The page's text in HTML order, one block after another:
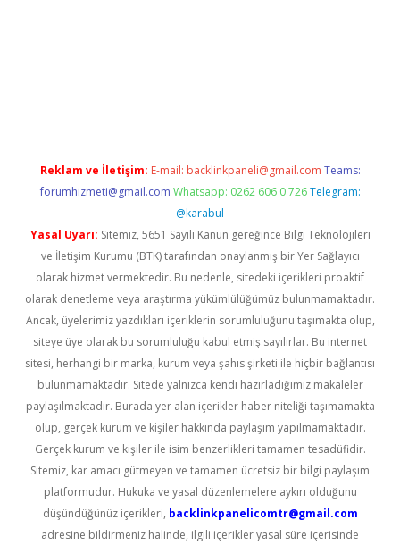
Reklam ve İletişim: E-mail: backlinkpaneli@gmail.com Teams:
forumhizmeti@gmail.com Whatsapp: 0262 606 0 726 Telegram:
@karabul
Yasal Uyarı: Sitemiz, 5651 Sayılı Kanun gereğince Bilgi Teknolojileri
ve İletişim Kurumu (BTK) tarafından onaylanmış bir Yer Sağlayıcı
olarak hizmet vermektedir. Bu nedenle, sitedeki içerikleri proaktif
olarak denetleme veya araştırma yükümlülüğümüz bulunmamaktadır.
Ancak, üyelerimiz yazdıkları içeriklerin sorumluluğunu taşımakta olup,
siteye üye olarak bu sorumluluğu kabul etmiş sayılırlar. Bu internet
sitesi, herhangi bir marka, kurum veya şahıs şirketi ile hiçbir bağlantısı
bulunmamaktadır. Sitede yalnızca kendi hazırladığımız makaleler
paylaşılmaktadır. Burada yer alan içerikler haber niteliği taşımamakta
olup, gerçek kurum ve kişiler hakkında paylaşım yapılmamaktadır.
Gerçek kurum ve kişiler ile isim benzerlikleri tamamen tesadüfidir.
Sitemiz, kar amacı gütmeyen ve tamamen ücretsiz bir bilgi paylaşım
platformudur. Hukuka ve yasal düzenlemelere aykırı olduğunu
düşündüğünüz içerikleri, backlinkpanelicomtr@gmail.com
adresine bildirmeniz halinde, ilgili içerikler yasal süre içerisinde